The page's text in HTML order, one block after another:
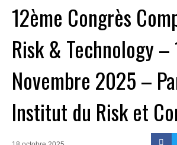
12ème Congrès
Risk & Technology
Novembre 2025 –
Institut du Risk et